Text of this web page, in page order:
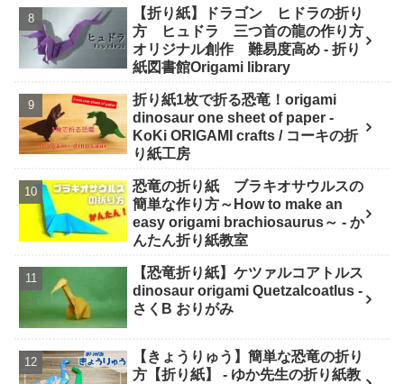
【折り紙】ドラゴン ヒドラの折り
方 ヒュドラ 三つ首の龍の作り方
オリジナル創作 難易度高め - 折り
紙図書館Origami library
折り紙1枚で折る恐竜！origami
dinosaur one sheet of paper -
KoKi ORIGAMI crafts / コーキの折
り紙工房
恐竜の折り紙 ブラキオサウルスの
簡単な作り方～How to make an
easy origami brachiosaurus～ - か
んたん折り紙教室
【恐竜折り紙】ケツァルコアトルス
dinosaur origami Quetzalcoatlus -
さくB おりがみ
【きょうりゅう】簡単な恐竜の折り
方【折り紙】 - ゆか先生の折り紙教